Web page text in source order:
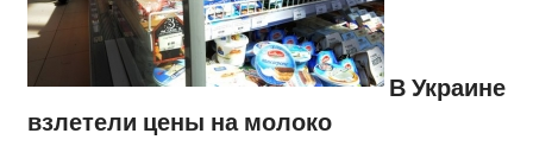
В Украине
взлетели цены на молоко